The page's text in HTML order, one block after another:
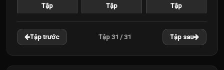
Tập
Tập
Tập
22
Tập
Tập
24
Tập
25
26
27
Tập trước Tập 31 / 31 Tập sau